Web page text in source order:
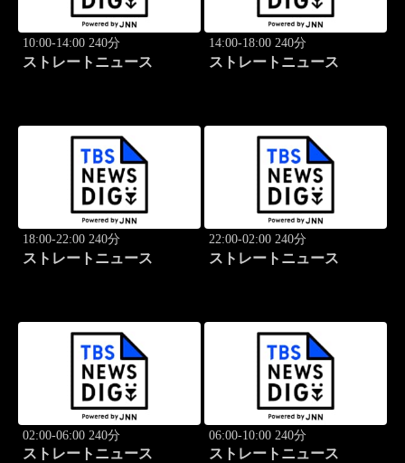
10:00-14:00 240分
ストレートニュース
14:00-18:00 240分
ストレートニュース
18:00-22:00 240分
ストレートニュース
22:00-02:00 240分
ストレートニュース
02:00-06:00 240分
ストレートニュース
06:00-10:00 240分
ストレートニュース